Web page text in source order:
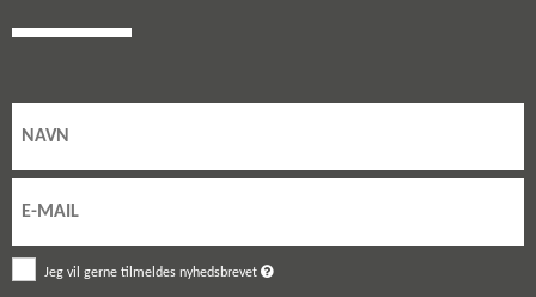
Jeg vil gerne tilmeldes nyhedsbrevet